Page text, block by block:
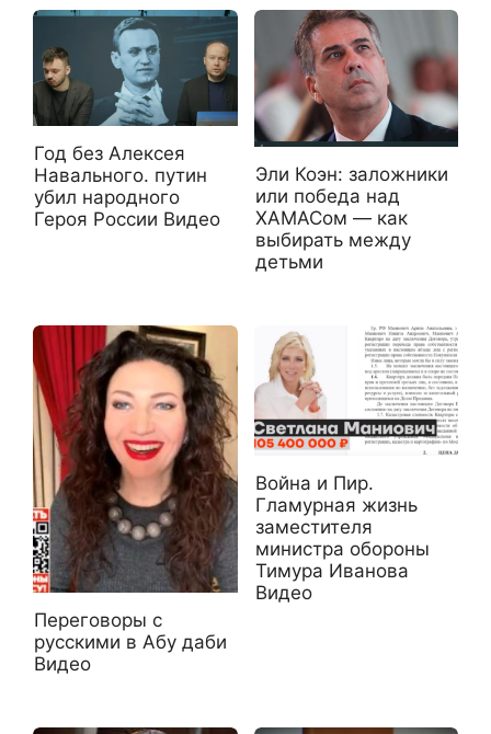
Год без Алексея
Навального. путин
убил народного
Героя России Видео
Эли Коэн: заложники
или победа над
ХАМАСом — как
выбирать между
детьми
Переговоры с
русскими в Абу даби
Видео
Война и Пир.
Гламурная жизнь
заместителя
министра обороны
Тимура Иванова
Видео